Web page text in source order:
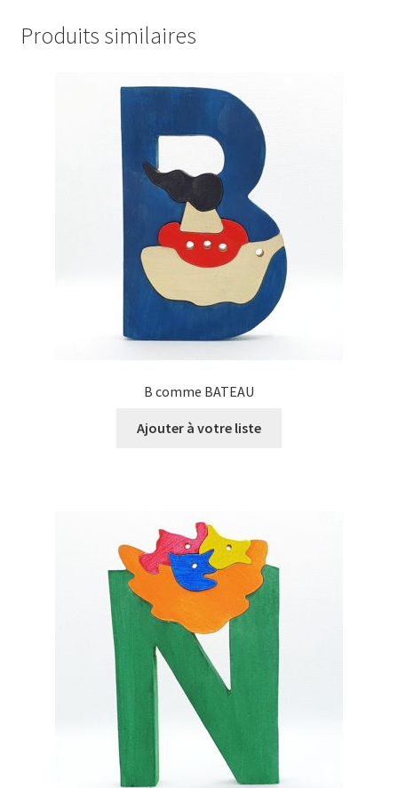
Produits similaires
B comme BATEAU
Ajouter à votre liste